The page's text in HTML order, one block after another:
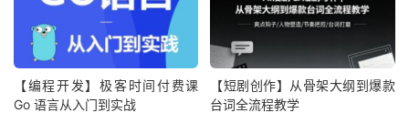
【编程开发】极客时间付费课
Go 语言从入门到实战
【短剧创作】从骨架大纲到爆款
台词全流程教学